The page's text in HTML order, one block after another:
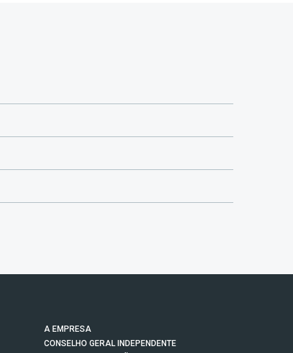
A EMPRESA
CONSELHO GERAL INDEPENDENTE